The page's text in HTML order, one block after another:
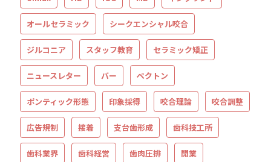
オールセラミック シークエンシャル咬合
ジルコニア スタッフ教育 セラミック矯正
ニュースレター バー ペクトン
ポンティック形態 印象採得 咬合理論 咬合調整
広告規制 接着 支台歯形成 歯科技工所
歯科業界 歯科経営 歯肉圧排 開業